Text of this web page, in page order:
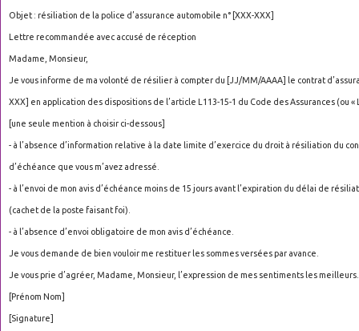
Objet : résiliation de la police d’assurance automobile n° [XXX-XXX]
Lettre recommandée avec accusé de réception
Madame, Monsieur,
Je vous informe de ma volonté de résilier à compter du [JJ/MM/AAAA] le contrat
XXX] en application des dispositions de l’article L113-15-1 du Code des Assurances (ou «
[une seule mention à choisir ci-dessous]
- à l’absence d’information relative à la date limite d’exercice du droit à résiliation du
d’échéance que vous m’avez adressé.
- à l’envoi de mon avis d’échéance moins de 15 jours avant l’expiration du délai de
(cachet de la poste faisant foi).
- à l’absence d’envoi obligatoire de mon avis d’échéance.
Je vous demande de bien vouloir me restituer les sommes versées par avance.
Je vous prie d’agréer, Madame, Monsieur, l’expression de mes sentiments les meilleurs.
[Prénom Nom]
[Signature]